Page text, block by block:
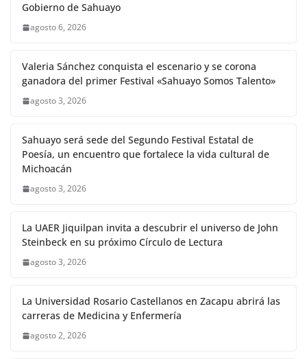
Gobierno de Sahuayo
agosto 6, 2026
Valeria Sánchez conquista el escenario y se corona
ganadora del primer Festival «Sahuayo Somos Talento»
agosto 3, 2026
Sahuayo será sede del Segundo Festival Estatal de
Poesía, un encuentro que fortalece la vida cultural de
Michoacán
agosto 3, 2026
La UAER Jiquilpan invita a descubrir el universo de John
Steinbeck en su próximo Círculo de Lectura
agosto 3, 2026
La Universidad Rosario Castellanos en Zacapu abrirá las
carreras de Medicina y Enfermería
agosto 2, 2026